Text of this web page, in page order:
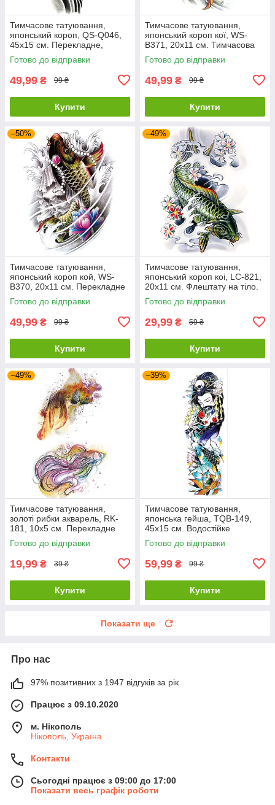
Тимчасове татуювання,
японський короп, QS-Q046,
45х15 см. Перекладне,
водостійке татуювання.
Готово до відправки
49,99 ₴ 99 ₴
Купити
Тимчасове татуювання,
японський короп кої, WS-
B371, 20х11 см. Тимчасова
тату наклейка.
Готово до відправки
49,99 ₴ 99 ₴
Купити
–50%
Тимчасове татуювання,
японський короп кой, WS-
B370, 20х11 см. Перекладне
татуювання наклейка короп
Готово до відправки
49,99 ₴ 99 ₴
Купити
–49%
Тимчасове татуювання,
японський короп коі, LC-821,
20х11 см. Флештату на тіло.
Готово до відправки
29,99 ₴ 59 ₴
Купити
–49%
Тимчасове татуювання,
золоті рибки акварель, RK-
181, 10х5 см. Перекладне
тату рибки
Готово до відправки
19,99 ₴ 39 ₴
Купити
–39%
Тимчасове татуювання,
японська гейша, TQB-149,
45х15 см. Водостійке
татуювання гейшу.
Готово до відправки
59,99 ₴ 99 ₴
Купити
Показати ще
Про нас
97% позитивних з 1947 відгуків за рік
Працює з 09.10.2020
м. Нікополь
Нікополь, Україна
Контакти
Сьогодні працює з 09:00 до 17:00
Показати весь графік роботи